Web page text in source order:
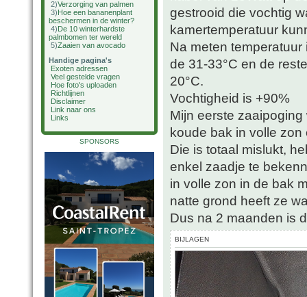
2)Verzorging van palmen
3)Hoe een bananenplant
beschermen in de winter?
4)De 10 winterhardste
palmbomen ter wereld
5)Zaaien van avocado
Handige pagina's
Exoten adressen
Veel gestelde vragen
Hoe foto's uploaden
Richtlijnen
Disclaimer
Link naar ons
Links
SPONSORS
gestrooid die vochtig
kamertemperatuur
Na meten
de 31-33°C en de
20°C.
Vochtigheid is +90%
Mijn eerste
koude bak in volle zon
Die is totaal mislukt,
enkel zaadje te
in volle zon in de bak
natte grond heeft ze
Dus na 2 maanden is
BIJLAGEN